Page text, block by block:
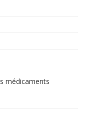
médicaments